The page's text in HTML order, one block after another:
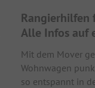
Rangierhilfen
Alle Infos auf
Mit dem Mover
Wohnwagen
so entspannt in